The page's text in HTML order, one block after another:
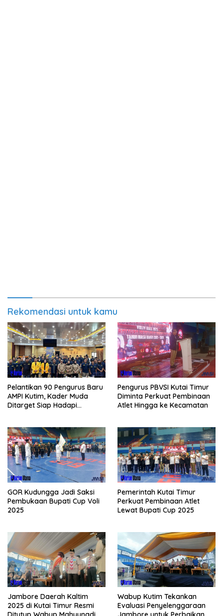
Rekomendasi untuk kamu
Pelantikan 90 Pengurus Baru
AMPI Kutim, Kader Muda
Ditarget Siap Hadapi
Pengurus PBVSI Kutai Timur
Diminta Perkuat Pembinaan
Atlet Hingga ke Kecamatan
GOR Kudungga Jadi Saksi
Pembukaan Bupati Cup Voli
2025
Pemerintah Kutai Timur
Perkuat Pembinaan Atlet
Lewat Bupati Cup 2025
Jambore Daerah Kaltim
2025 di Kutai Timur Resmi
Wabup Kutim Tekankan
Evaluasi Penyelenggaraan